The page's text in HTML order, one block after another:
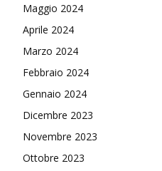
Maggio 2024
Aprile 2024
Marzo 2024
Febbraio 2024
Gennaio 2024
Dicembre 2023
Novembre 2023
Ottobre 2023